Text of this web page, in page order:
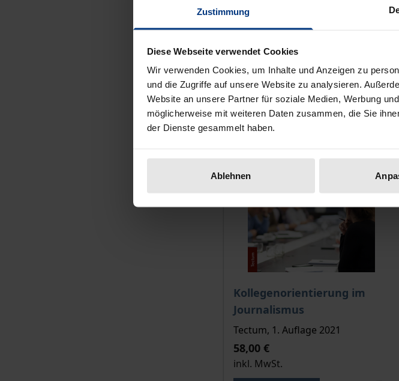
Zustimmung
Diese Webseite verwendet Cookies
Wir verwenden Cookies, um Inhalte und Anzeigen zu
und die Zugriffe auf unsere Website zu analysieren.
Website an unsere Partner für soziale Medien, Werbung
möglicherweise mit weiteren Daten zusammen, die Sie
der Dienste gesammelt haben.
Ablehnen
inkl. MwSt.
Zur Auswahl
Kollegenorientierung im
Journalismus
Der Preis dieses Titels richtet sich
Tectum, 1. Auflage 2021
58,00 €
inkl. MwSt.